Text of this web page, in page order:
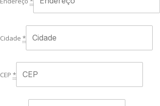
Cidade *
CEP *